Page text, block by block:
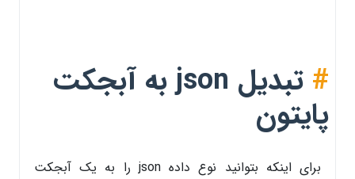
# تبدیل json به آبجکت
پایتون
برای اینکه بتوانید نوع داده json را به یک آبجکت